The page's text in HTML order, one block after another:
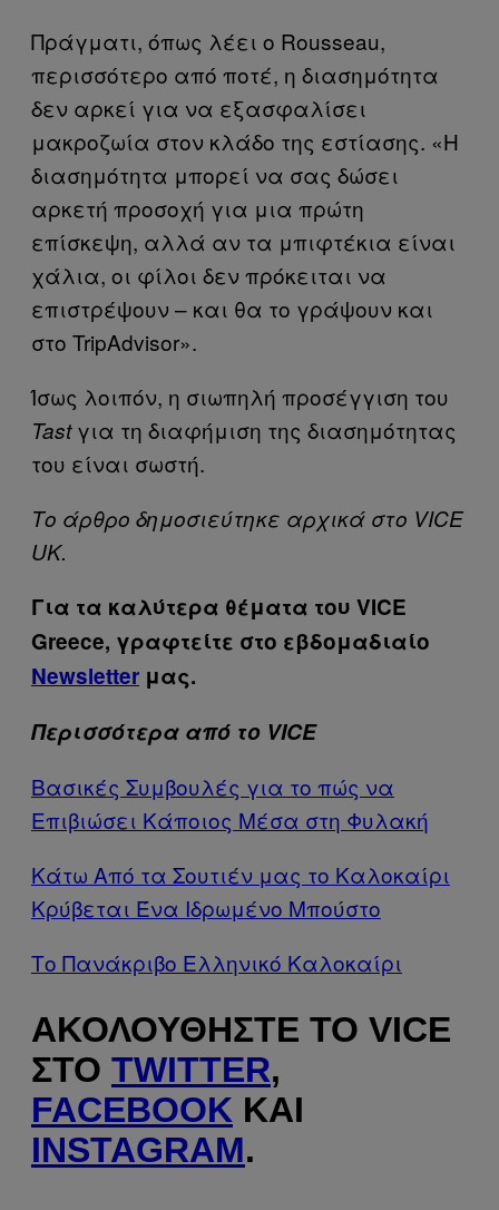
Πράγματι, όπως λέει ο Rousseau,
περισσότερο από ποτέ, η διασημότητα
δεν αρκεί για να εξασφαλίσει
μακροζωία στον κλάδο της εστίασης. «Η
διασημότητα μπορεί να σας δώσει
αρκετή προσοχή για μια πρώτη
επίσκεψη, αλλά αν τα μπιφτέκια είναι
χάλια, οι φίλοι δεν πρόκειται να
επιστρέψουν – και θα το γράψουν και
στο TripAdvisor».
Ίσως λοιπόν, η σιωπηλή προσέγγιση του
Tastγια τη διαφήμιση της διασημότητας
του είναι σωστή.
Το άρθρο δημοσιεύτηκε αρχικά στο VICE
UK.
Για τα καλύτερα θέματα του VICE
Greece, γραφτείτε στο εβδομαδιαίο
Newsletter μας.
Περισσότερα από το VICE
Βασικές Συμβουλές για το πώς να
Επιβιώσει Κάποιος Μέσα στη Φυλακή
Κάτω Από τα Σουτιέν μας το Καλοκαίρι
Κρύβεται Ένα Ιδρωμένο Μπούστο
Το Πανάκριβο Ελληνικό Καλοκαίρι
ΑΚΟΛΟΥΘΉΣΤΕ ΤΟ VICE
ΣΤΟ TWITTER,
FACEBOOK ΚΑΙ
INSTAGRAM.